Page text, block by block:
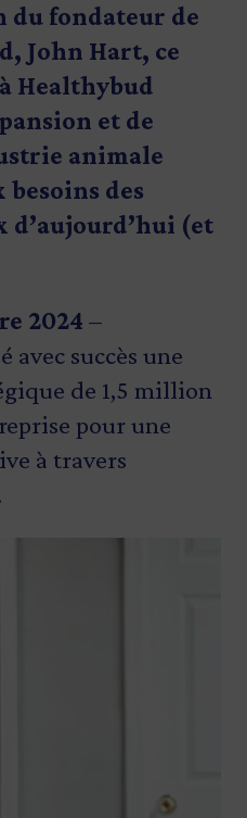
du fondateur de
John Hart, ce
Healthybud
et de
animale
des
d’aujourd’hui (et
2024 –
avec succès une
de 1,5 million
pour une
à travers